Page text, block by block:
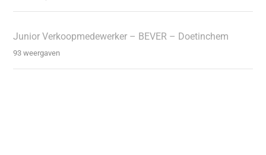
Junior Verkoopmedewerker – BEVER – Doetinchem
93 weergaven